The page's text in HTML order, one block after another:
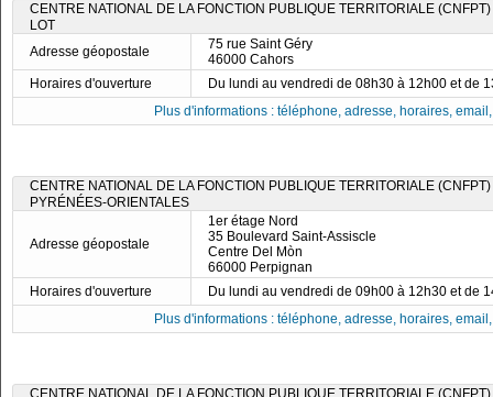
CENTRE NATIONAL DE LA FONCTION PUBLIQUE TERRITORIALE
LOT
Adresse géopostale
75 rue Saint Géry
46000 Cahors
Horaires d'ouverture
Du lundi au vendredi de 08h30 à 12h00 et de
Plus d'informations : téléphone, adresse, horaires,
CENTRE NATIONAL DE LA FONCTION PUBLIQUE TERRITORIALE
PYRÉNÉES-ORIENTALES
Adresse géopostale
1er étage Nord
35 Boulevard Saint-Assiscle
Centre Del Mòn
66000 Perpignan
Horaires d'ouverture
Du lundi au vendredi de 09h00 à 12h30 et de
Plus d'informations : téléphone, adresse, horaires,
CENTRE NATIONAL DE LA FONCTION PUBLIQUE TERRITORIALE